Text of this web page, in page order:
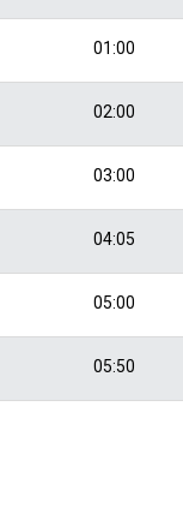
01:00
02:00
03:00
04:05
05:00
05:50